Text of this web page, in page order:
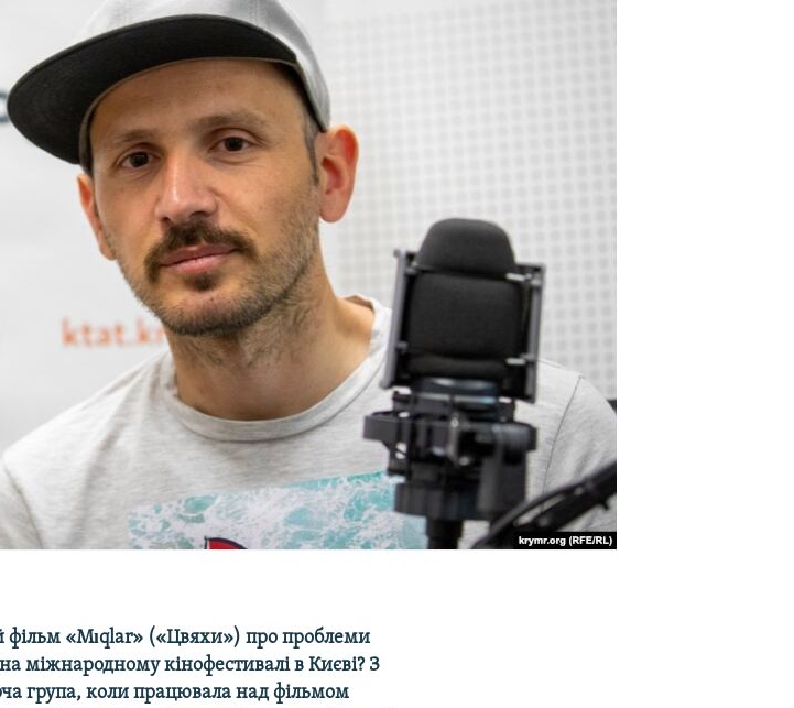
«Mıqlar» («Цвяхи») про проблеми
міжнародному кінофестивалі в Києві? З
група, коли працювала над фільмом